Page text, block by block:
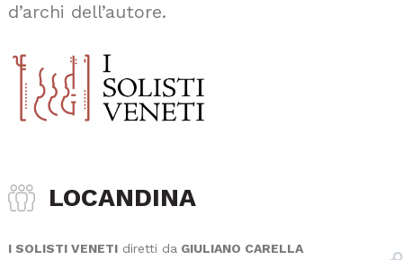
d’archi dell’autore.
LOCANDINA
I SOLISTI VENETI diretti da GIULIANO CARELLA